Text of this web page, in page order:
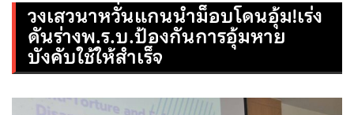
วงเสวนาหวั่นแกนนำม็อบโดนอุ้ม!เร่ง
ดันร่างพ.ร.บ.ป้องกันการอุ้มหาย
บังคับใช้ให้สำเร็จ